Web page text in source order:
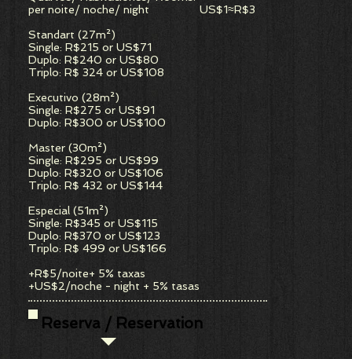
per noite/ noche/ night US$1≈R$3
Standart (27m²)
Single: R$215 or US$71
Duplo: R$240 or US$80
Triplo: R$ 324 or US$108
Executivo (28m²)
Single: R$275 or US$91
Duplo: R$300 or US$100
Master (30m²)
Single: R$295 or US$99
Duplo: R$320 or US$106
Triplo: R$ 432 or US$144
Especial (51m²)
Single: R$345 or US$115
Duplo: R$370 or US$123
Triplo: R$ 499 or US$166
+R$5/noite+ 5% taxas
+US$2/noche - night + 5% tasas
Reserva / Reservation